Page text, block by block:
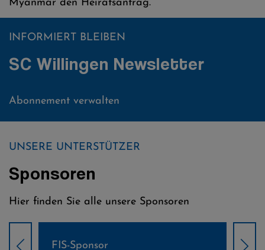
Myanmar den Heiratsantrag.
INFORMIERT BLEIBEN
SC Willingen Newsletter
Abonnement verwalten
UNSERE UNTERSTÜTZER
Sponsoren
Hier finden Sie alle unsere Sponsoren
FIS-Sponsor Weltcup-